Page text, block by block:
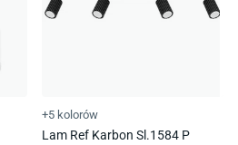
+5 kolorów
Lam Ref Karbon Sl.1584 P